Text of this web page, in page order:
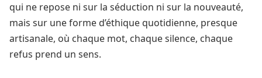
qui ne repose ni sur la séduction ni sur la nouveauté,
mais sur une forme d’éthique quotidienne, presque
artisanale, où chaque mot, chaque silence, chaque
refus prend un sens.